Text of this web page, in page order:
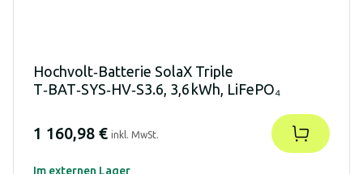
Hochvolt‑Batterie SolaX Triple
T‑BAT‑SYS‑HV‑S3.6, 3,6 kWh, LiFePO₄
1 160,98 € inkl. MwSt.
Im externen Lager